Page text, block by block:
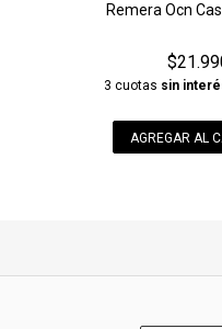
Remera Ocn
3 cuotas sin
AGREGAR AL